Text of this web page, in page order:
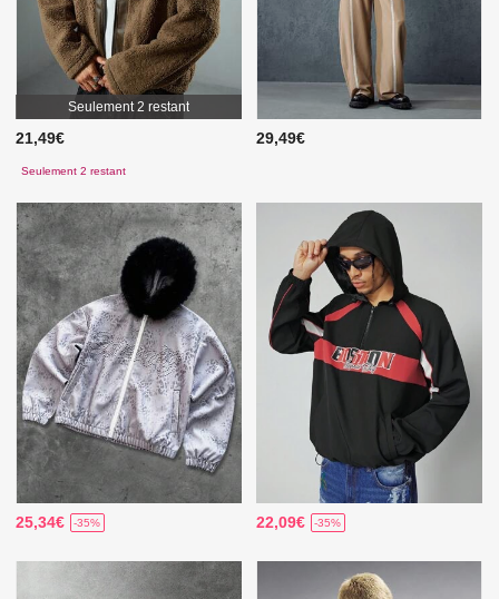
Seulement 2 restant
21,49€
Seulement 2 restant
29,49€
25,34€ -35% 22,09€ -35%